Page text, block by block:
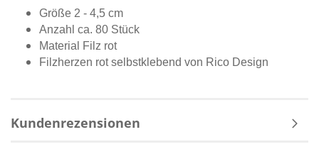
Größe 2 - 4,5 cm
Anzahl ca. 80 Stück
Material Filz rot
Filzherzen rot selbstklebend von Rico Design
Kundenrezensionen